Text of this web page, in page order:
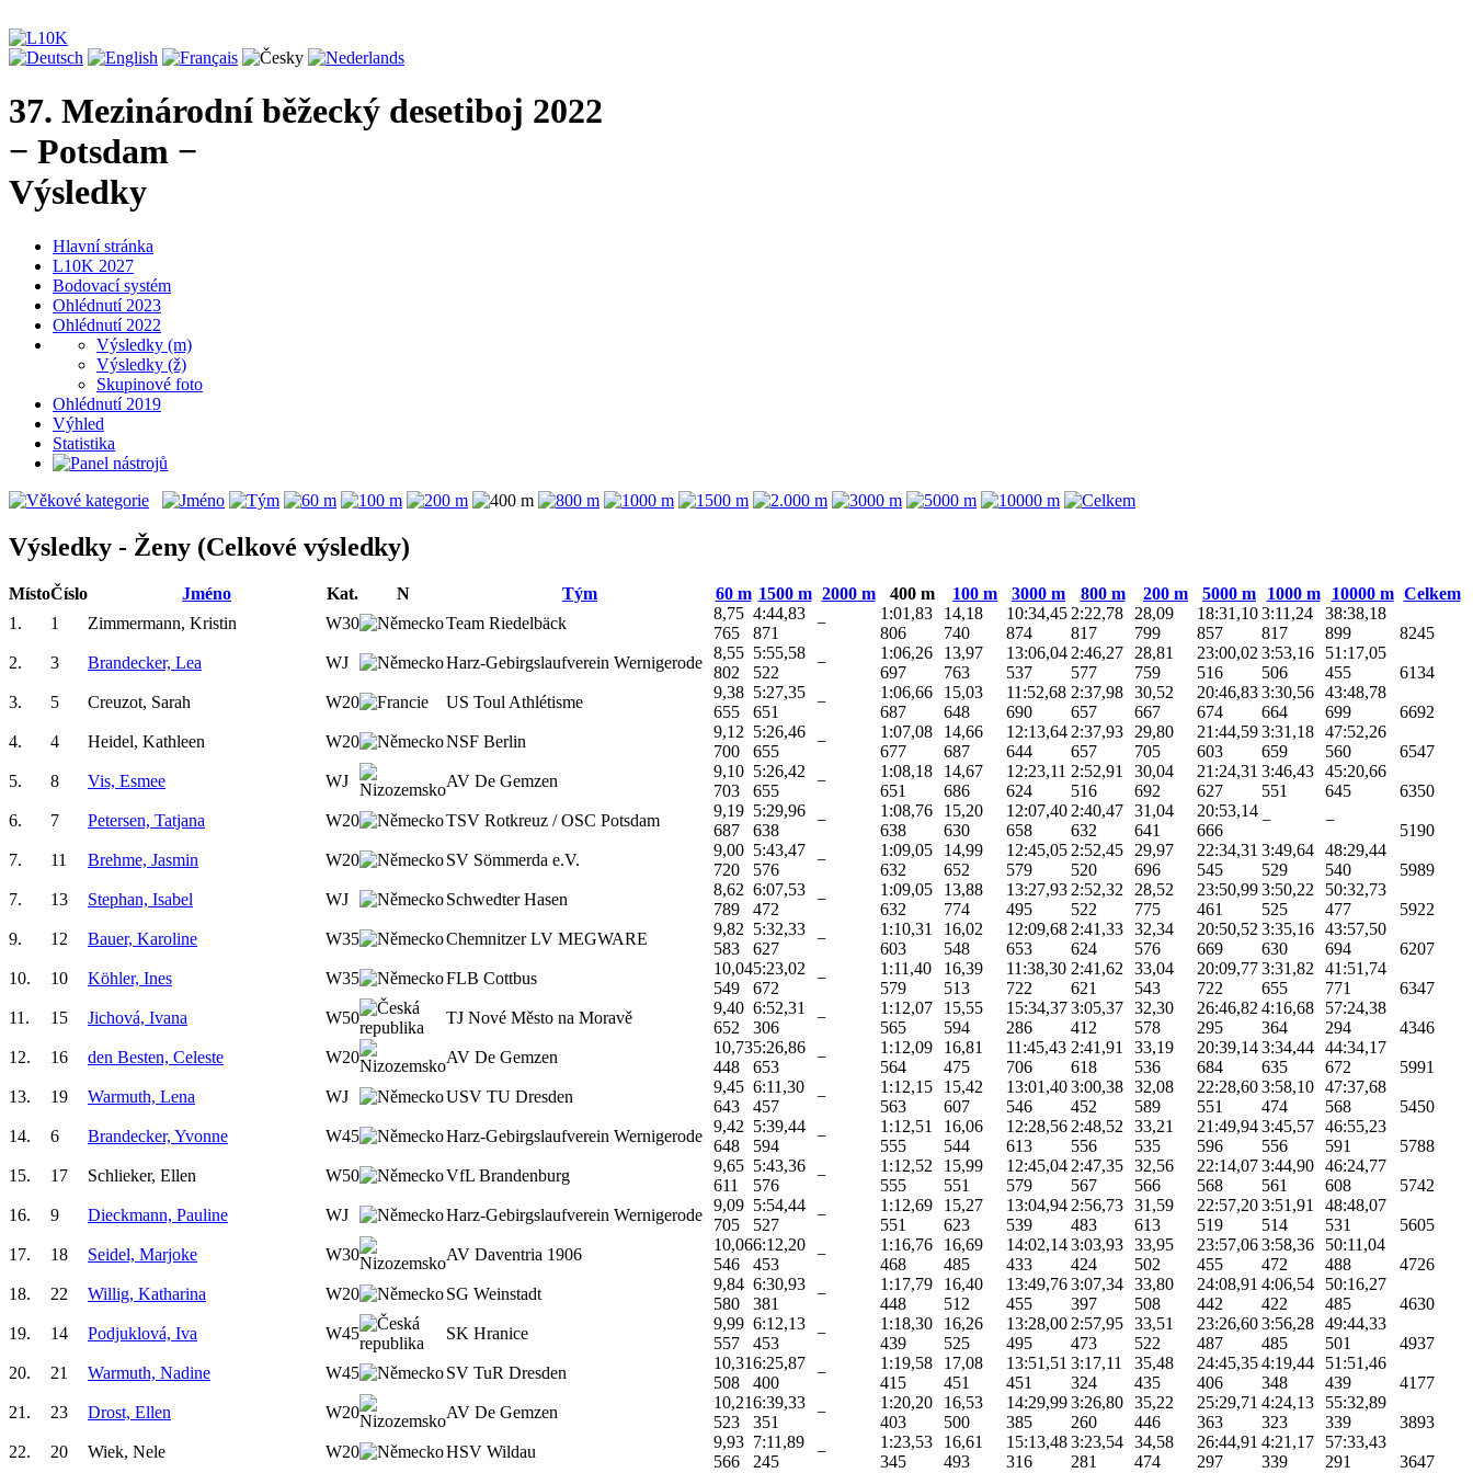
37. Mezinárodní běžecký desetiboj 2022
− Potsdam −
Výsledky
Hlavní stránka
L10K 2027
Bodovací systém
Ohlédnutí 2023
Ohlédnutí 2022
Výsledky (m)
Výsledky (ž)
Skupinové foto
Ohlédnutí 2019
Výhled
Statistika
Výsledky - Ženy (Celkové výsledky)
MístoČíslo Jméno Kat. N Tým 60 m 1500 m 2000 m 400 m 100 m 3000 m 800 m 200 m 5000 m 1000 m 10000 m Celkem
1.
1 Zimmermann, Kristin W30 Team Riedelbäck
8,75
765
4:44,83
871
−
1:01,83
806
14,18
740
10:34,45
874
2:22,78
817
28,09
799
18:31,10
857
3:11,24
817
38:38,18
899
8245
2.
3 Brandecker, Lea WJ Harz-Gebirgslaufverein Wernigerode
8,55
802
5:55,58
522
−
1:06,26
697
13,97
763
13:06,04
537
2:46,27
577
28,81
759
23:00,02
516
3:53,16
506
51:17,05
455
6134
3.
5 Creuzot, Sarah W20 US Toul Athlétisme
9,38
655
5:27,35
651
−
1:06,66
687
15,03
648
11:52,68
690
2:37,98
657
30,52
667
20:46,83
674
3:30,56
664
43:48,78
699
6692
4.
4 Heidel, Kathleen W20 NSF Berlin
9,12
700
5:26,46
655
−
1:07,08
677
14,66
687
12:13,64
644
2:37,93
657
29,80
705
21:44,59
603
3:31,18
659
47:52,26
560
6547
5.
8 Vis, Esmee WJ AV De Gemzen
9,10
703
5:26,42
655
−
1:08,18
651
14,67
686
12:23,11
624
2:52,91
516
30,04
692
21:24,31
627
3:46,43
551
45:20,66
645
6350
6.
7 Petersen, Tatjana W20 TSV Rotkreuz / OSC Potsdam
9,19
687
5:29,96
638
−
1:08,76
638
15,20
630
12:07,40
658
2:40,47
632
31,04
641
20:53,14
666
− −
5190
7.
11 Brehme, Jasmin W20 SV Sömmerda e.V.
9,00
720
5:43,47
576
−
1:09,05
632
14,99
652
12:45,05
579
2:52,45
520
29,97
696
22:34,31
545
3:49,64
529
48:29,44
540
5989
7.
13 Stephan, Isabel WJ Schwedter Hasen
8,62
789
6:07,53
472
−
1:09,05
632
13,88
774
13:27,93
495
2:52,32
522
28,52
775
23:50,99
461
3:50,22
525
50:32,73
477
5922
9.
12 Bauer, Karoline W35 Chemnitzer LV MEGWARE
9,82
583
5:32,33
627
−
1:10,31
603
16,02
548
12:09,68
653
2:41,33
624
32,34
576
20:50,52
669
3:35,16
630
43:57,50
694
6207
10.
10 Köhler, Ines W35 FLB Cottbus
10,04
549
5:23,02
672
−
1:11,40
579
16,39
513
11:38,30
722
2:41,62
621
33,04
543
20:09,77
722
3:31,82
655
41:51,74
771
6347
11.
15 Jichová, Ivana W50 TJ Nové Město na Moravě
9,40
652
6:52,31
306
−
1:12,07
565
15,55
594
15:34,37
286
3:05,37
412
32,30
578
26:46,82
295
4:16,68
364
57:24,38
294
4346
12.
16 den Besten, Celeste W20 AV De Gemzen
10,73
448
5:26,86
653
−
1:12,09
564
16,81
475
11:45,43
706
2:41,91
618
33,19
536
20:39,14
684
3:34,44
635
44:34,17
672
5991
13.
19 Warmuth, Lena WJ USV TU Dresden
9,45
643
6:11,30
457
−
1:12,15
563
15,42
607
13:01,40
546
3:00,38
452
32,08
589
22:28,60
551
3:58,10
474
47:37,68
568
5450
14.
6 Brandecker, Yvonne W45 Harz-Gebirgslaufverein Wernigerode
9,42
648
5:39,44
594
−
1:12,51
555
16,06
544
12:28,56
613
2:48,52
556
33,21
535
21:49,94
596
3:45,57
556
46:55,23
591
5788
15.
17 Schlieker, Ellen W50 VfL Brandenburg
9,65
611
5:43,36
576
−
1:12,52
555
15,99
551
12:45,04
579
2:47,35
567
32,56
566
22:14,07
568
3:44,90
561
46:24,77
608
5742
16.
9 Dieckmann, Pauline WJ Harz-Gebirgslaufverein Wernigerode
9,09
705
5:54,44
527
−
1:12,69
551
15,27
623
13:04,94
539
2:56,73
483
31,59
613
22:57,20
519
3:51,91
514
48:48,07
531
5605
17.
18 Seidel, Marjoke W30 AV Daventria 1906
10,06
546
6:12,20
453
−
1:16,76
468
16,69
485
14:02,14
433
3:03,93
424
33,95
502
23:57,06
455
3:58,36
472
50:11,04
488
4726
18.
22 Willig, Katharina W20 SG Weinstadt
9,84
580
6:30,93
381
−
1:17,79
448
16,40
512
13:49,76
455
3:07,34
397
33,80
508
24:08,91
442
4:06,54
422
50:16,27
485
4630
19.
14 Podjuklová, Iva W45 SK Hranice
9,99
557
6:12,13
453
−
1:18,30
439
16,26
525
13:28,00
495
2:57,95
473
33,51
522
23:26,60
487
3:56,28
485
49:44,33
501
4937
20.
21 Warmuth, Nadine W45 SV TuR Dresden
10,31
508
6:25,87
400
−
1:19,58
415
17,08
451
13:51,51
451
3:17,11
324
35,48
435
24:45,35
406
4:19,44
348
51:51,46
439
4177
21.
23 Drost, Ellen W20 AV De Gemzen
10,21
523
6:39,33
351
−
1:20,20
403
16,53
500
14:29,99
385
3:26,80
260
35,22
446
25:29,71
363
4:24,13
323
55:32,89
339
3893
22.
20 Wiek, Nele W20 HSV Wildau
9,93
566
7:11,89
245
−
1:23,53
345
16,61
493
15:13,48
316
3:23,54
281
34,58
474
26:44,91
297
4:21,17
339
57:33,43
291
3647